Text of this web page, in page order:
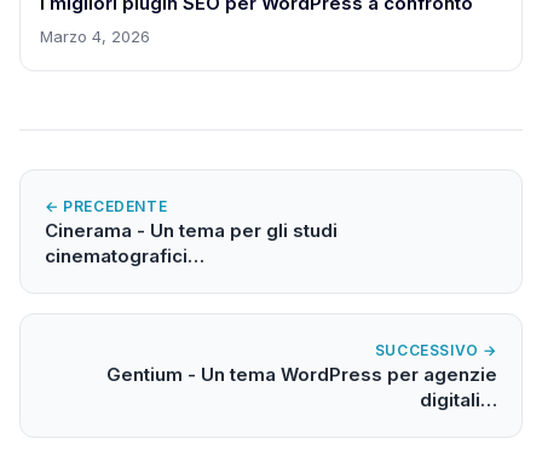
Marzo 4, 2026
← PRECEDENTE
Cinerama - Un tema per gli studi
cinematografici…
SUCCESSIVO →
Gentium - Un tema WordPress per agenzie
digitali…